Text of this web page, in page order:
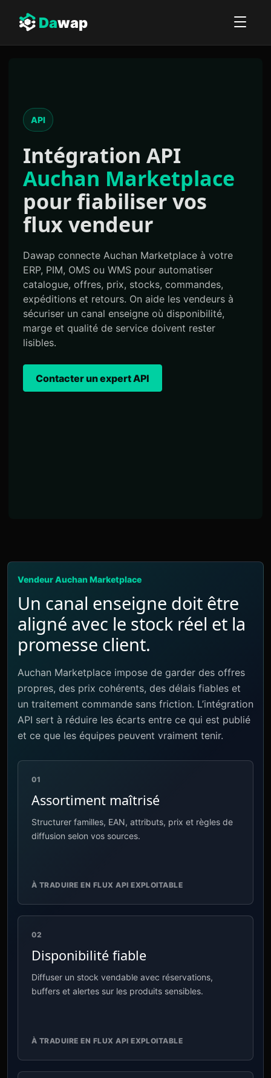
Dawap
API
Intégration API
Auchan Marketplace
pour fiabiliser vos
flux vendeur
Dawap connecte Auchan Marketplace à votre
ERP, PIM, OMS ou WMS pour automatiser
catalogue, offres, prix, stocks, commandes,
expéditions et retours. On aide les vendeurs à
sécuriser un canal enseigne où disponibilité,
marge et qualité de service doivent rester
lisibles.
Contacter un expert API
Vendeur Auchan Marketplace
Un canal enseigne doit être
aligné avec le stock réel et la
promesse client.
Auchan Marketplace impose de garder des offres
propres, des prix cohérents, des délais fiables et
un traitement commande sans friction. L’intégration
API sert à réduire les écarts entre ce qui est publié
et ce que les équipes peuvent vraiment tenir.
01
Assortiment maîtrisé
Structurer familles, EAN, attributs, prix et règles de
diffusion selon vos sources.
À TRADUIRE EN FLUX API EXPLOITABLE
02
Disponibilité fiable
Diffuser un stock vendable avec réservations,
buffers et alertes sur les produits sensibles.
À TRADUIRE EN FLUX API EXPLOITABLE